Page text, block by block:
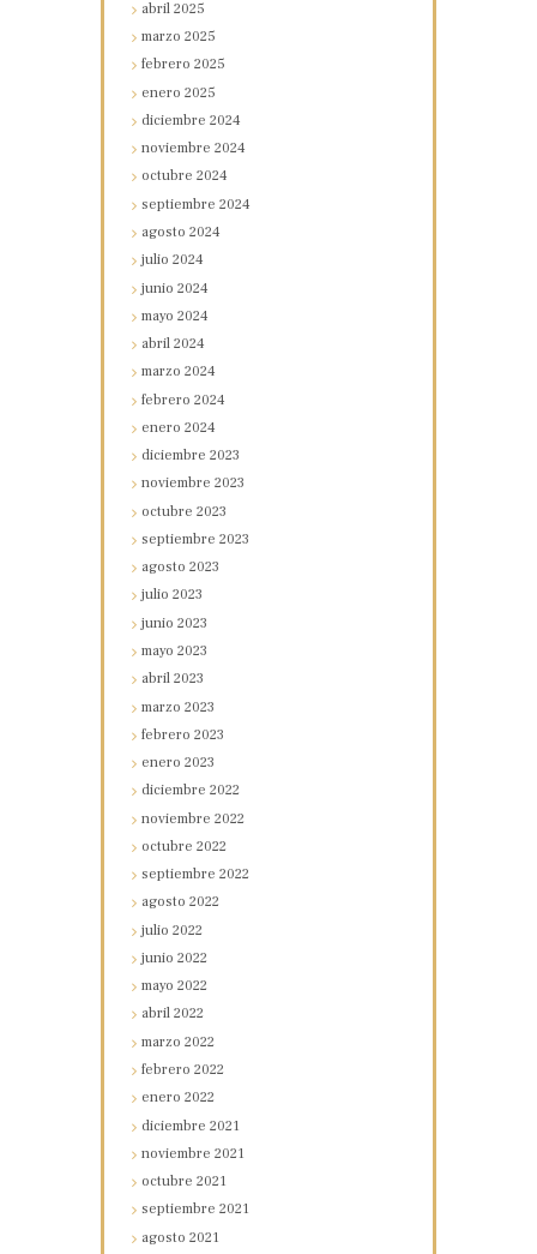
abril2025
marzo2025
febrero2025
enero2025
diciembre2024
noviembre2024
octubre2024
septiembre2024
agosto2024
julio2024
junio2024
mayo2024
abril2024
marzo2024
febrero2024
enero2024
diciembre2023
noviembre2023
octubre2023
septiembre2023
agosto2023
julio2023
junio2023
mayo2023
abril2023
marzo2023
febrero2023
enero2023
diciembre2022
noviembre2022
octubre2022
septiembre2022
agosto2022
julio2022
junio2022
mayo2022
abril2022
marzo2022
febrero2022
enero2022
diciembre2021
noviembre2021
octubre2021
septiembre2021
agosto2021